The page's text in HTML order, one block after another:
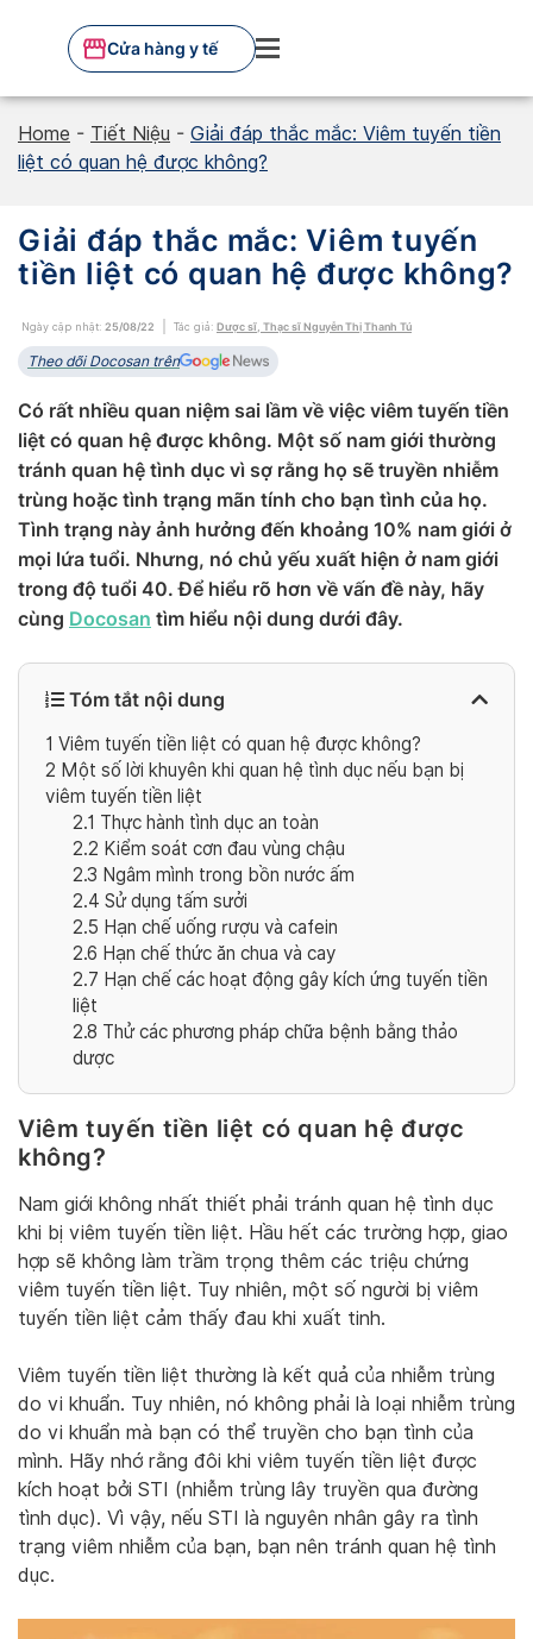
Cửa hàng y tế
Home - Tiết Niệu - Giải đáp thắc mắc: Viêm tuyến tiền
liệt có quan hệ được không?
Giải đáp thắc mắc: Viêm tuyến
tiền liệt có quan hệ được không?
Ngày cập nhật: 25/08/22 Tác giả: Dược sĩ, Thạc sĩ Nguyễn Thị Thanh Tú
Theo dõi Docosan trên
Có rất nhiều quan niệm sai lầm về việc viêm tuyến tiền
liệt có quan hệ được không. Một số nam giới thường
tránh quan hệ tình dục vì sợ rằng họ sẽ truyền nhiễm
trùng hoặc tình trạng mãn tính cho bạn tình của họ.
Tình trạng này ảnh hưởng đến khoảng 10% nam giới ở
mọi lứa tuổi. Nhưng, nó chủ yếu xuất hiện ở nam giới
trong độ tuổi 40. Để hiểu rõ hơn về vấn đề này, hãy
cùng Docosan tìm hiểu nội dung dưới đây.
Tóm tắt nội dung
1 Viêm tuyến tiền liệt có quan hệ được không?
2 Một số lời khuyên khi quan hệ tình dục nếu bạn bị
viêm tuyến tiền liệt
2.1 Thực hành tình dục an toàn
2.2 Kiểm soát cơn đau vùng chậu
2.3 Ngâm mình trong bồn nước ấm
2.4 Sử dụng tấm sưởi
2.5 Hạn chế uống rượu và cafein
2.6 Hạn chế thức ăn chua và cay
2.7 Hạn chế các hoạt động gây kích ứng tuyến tiền
liệt
2.8 Thử các phương pháp chữa bệnh bằng thảo
dược
Viêm tuyến tiền liệt có quan hệ được
không?
Nam giới không nhất thiết phải tránh quan hệ tình dục
khi bị viêm tuyến tiền liệt. Hầu hết các trường hợp, giao
hợp sẽ không làm trầm trọng thêm các triệu chứng
viêm tuyến tiền liệt. Tuy nhiên, một số người bị viêm
tuyến tiền liệt cảm thấy đau khi xuất tinh.
Viêm tuyến tiền liệt thường là kết quả của nhiễm trùng
do vi khuẩn. Tuy nhiên, nó không phải là loại nhiễm trùng
do vi khuẩn mà bạn có thể truyền cho bạn tình của
mình. Hãy nhớ rằng đôi khi viêm tuyến tiền liệt được
kích hoạt bởi STI (nhiễm trùng lây truyền qua đường
tình dục). Vì vậy, nếu STI là nguyên nhân gây ra tình
trạng viêm nhiễm của bạn, bạn nên tránh quan hệ tình
dục.